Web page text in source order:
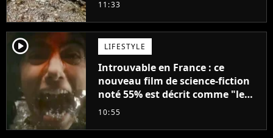
11:33
player2 LIFESTYLE
Introuvable en France : ce
nouveau film de science-fiction
noté 55% est décrit comme "le
plus stupide de l'année"
10:55